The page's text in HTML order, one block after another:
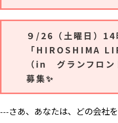
９/26（土曜日）
「HIROSHIMA
（in グランフロン
募集✨
---さあ、あなたは、どの会社